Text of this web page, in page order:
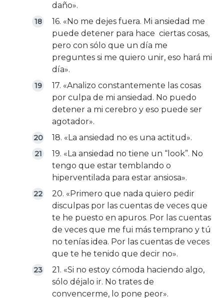
daño».
16. «No me dejes fuera. Mi ansiedad me
puede detener para hace ciertas cosas,
pero con sólo que un día me
preguntes si me quiero unir, eso hará mi
día».
17. «Analizo constantemente las cosas
por culpa de mi ansiedad. No puedo
detener a mi cerebro y eso puede ser
agotador».
18. «La ansiedad no es una actitud».
19. «La ansiedad no tiene un “look”. No
tengo que estar temblando o
hiperventilada para estar ansiosa».
20. «Primero que nada quiero pedir
disculpas por las cuentas de veces que
te he puesto en apuros. Por las cuentas
de veces que me fui más temprano y tú
no tenías idea. Por las cuentas de veces
que te he tenido que decir no».
21. «Si no estoy cómoda haciendo algo,
sólo déjalo ir. No trates de
convencerme, lo pone peor».